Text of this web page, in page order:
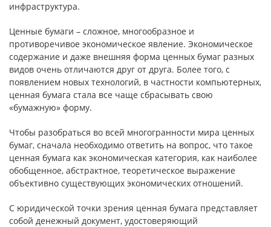
инфраструктура.
Ценные бумаги – сложное, многообразное и
противоречивое экономическое явление. Экономическое
содержание и даже внешняя форма ценных бумаг разных
видов очень отличаются друг от друга. Более того, с
появлением новых технологий, в частности компьютерных,
ценная бумага стала все чаще сбрасывать свою
«бумажную» форму.
Чтобы разобраться во всей многогранности мира ценных
бумаг, сначала необходимо ответить на вопрос, что такое
ценная бумага как экономическая категория, как наиболее
обобщенное, абстрактное, теоретическое выражение
объективно существующих экономических отношений.
С юридической точки зрения ценная бумага представляет
собой денежный документ, удостоверяющий